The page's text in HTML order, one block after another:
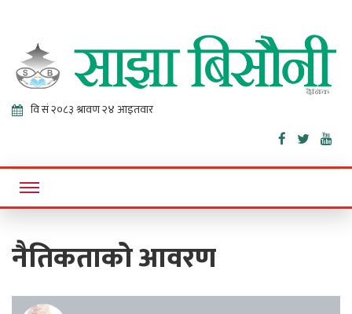
Sajha
Bisaunee
Online News Portal
नैतिकताको आवरण